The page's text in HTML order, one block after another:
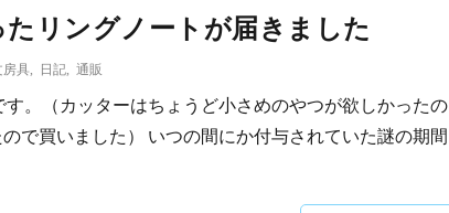
リングノートが届きました
房具 日記 通販
。（カッターはちょうど小さめのやつが欲しかったの
で買いました） いつの間にか付与されていた謎の期間